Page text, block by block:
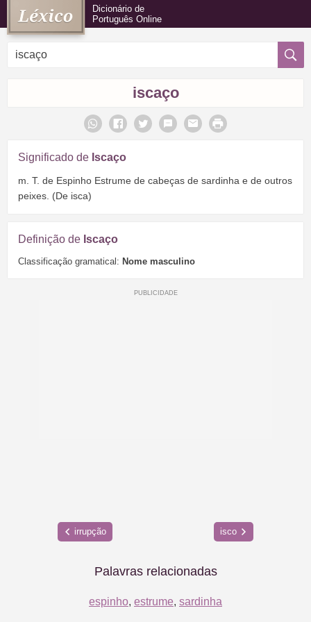
Dicionário de
Português Online
iscaço
Significado de Iscaço
m. T. de Espinho Estrume de cabeças de sardinha e de outros
peixes. (De isca)
Definição de Iscaço
Classificação gramatical: Nome masculino
irrupção isco
Palavras relacionadas
espinho, estrume, sardinha